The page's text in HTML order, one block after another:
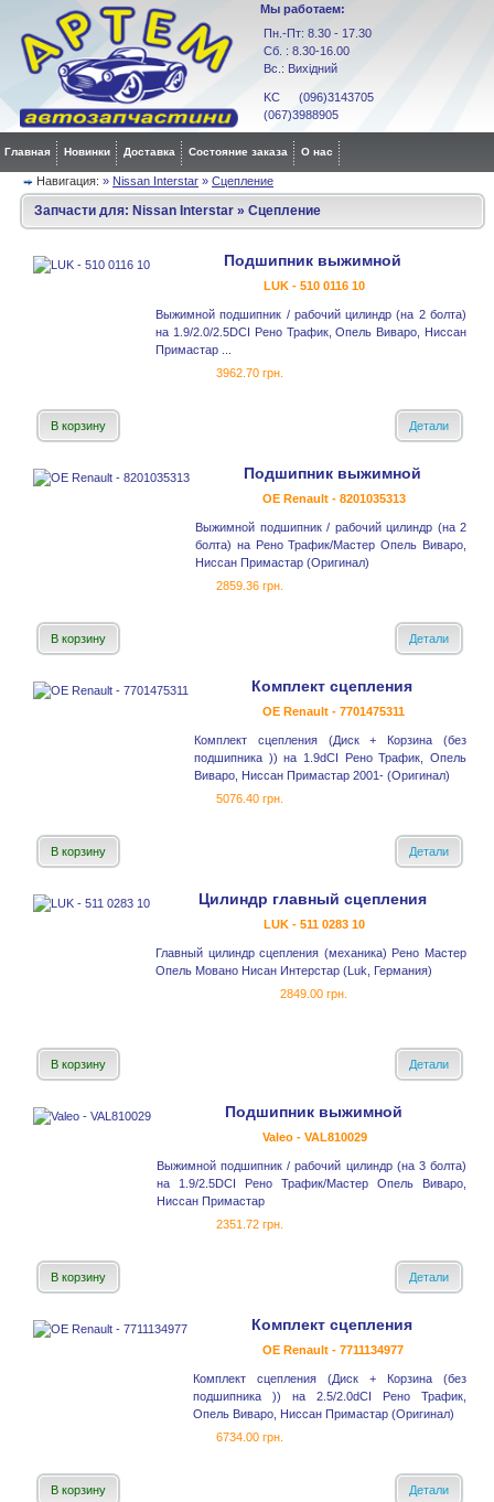
Мы работаем:
Пн.-Пт: 8.30 - 17.30
Сб. : 8.30-16.00
Вс.: Вихідний
KC (096)3143705
(067)3988905
Главная Новинки Доставка Состояние заказа О нас
Навигация: » Nissan Interstar » Сцепление
Запчасти для: Nissan Interstar » Сцепление
Подшипник выжимной
LUK - 510 0116 10
Выжимной подшипник / рабочий цилиндр (на 2 болта)
на 1.9/2.0/2.5DCI Рено Трафик, Опель Виваро, Ниссан
Примастар ...
3962.70 грн.
В корзину Детали
Подшипник выжимной
OE Renault - 8201035313
Выжимной подшипник / рабочий цилиндр (на 2
болта) на Рено Трафик/Мастер Опель Виваро,
Ниссан Примастар (Оригинал)
2859.36 грн.
В корзину Детали
Комплект сцепления
OE Renault - 7701475311
Комплект сцепления (Диск + Корзина (без
подшипника )) на 1.9dCI Рено Трафик, Опель
Виваро, Ниссан Примастар 2001- (Оригинал)
5076.40 грн.
В корзину Детали
Цилиндр главный сцепления
LUK - 511 0283 10
Главный цилиндр сцепления (механика) Рено Мастер
Опель Мовано Нисан Интерстар (Luk, Германия)
2849.00 грн.
В корзину Детали
Подшипник выжимной
Valeo - VAL810029
Выжимной подшипник / рабочий цилиндр (на 3 болта)
на 1.9/2.5DCI Рено Трафик/Мастер Опель Виваро,
Ниссан Примастар
2351.72 грн.
В корзину Детали
Комплект сцепления
OE Renault - 7711134977
Комплект сцепления (Диск + Корзина (без
подшипника )) на 2.5/2.0dCI Рено Трафик,
Опель Виваро, Ниссан Примастар (Оригинал)
6734.00 грн.
В корзину Детали